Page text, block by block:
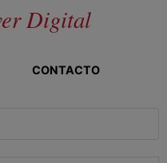
Digital
CONTACTO